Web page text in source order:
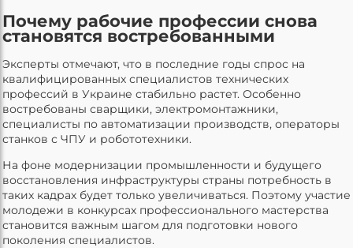
Почему рабочие профессии снова
становятся востребованными
Эксперты отмечают, что в последние годы спрос на
квалифицированных специалистов технических
профессий в Украине стабильно растет. Особенно
востребованы сварщики, электромонтажники,
специалисты по автоматизации производств, операторы
станков с ЧПУ и робототехники.
На фоне модернизации промышленности и будущего
восстановления инфраструктуры страны потребность в
таких кадрах будет только увеличиваться. Поэтому участие
молодежи в конкурсах профессионального мастерства
становится важным шагом для подготовки нового
поколения специалистов.